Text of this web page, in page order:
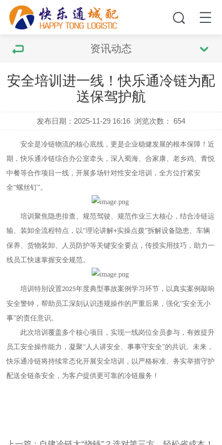
资讯动态
安全培训进一线！快乐通冷链为配
送保驾护航
发布日期：2025-11-29 16:16 浏览次数： 654
安全是冷链物流的核心底线，更是企业稳健发展的根本保障！近
期，快乐通冷链综合办公室牵头，深入蜀海、合家康、老乡鸡、青悦
中餐等合作项目一线，开展多场针对性安全培训，全方位拧紧安
全“螺丝钉”。
培训聚焦隐患排查、规范驾驶、规范作业三大核心，结合冷链运
输、装卸全流程特点，以“理论讲解+实操点拨”拆解设备隐患、车辆
保养、货物装卸、人员防护等关键安全要点，传授实用技巧，助力一
线员工快速掌握安全规范。
培训特别设置2025年度典型事故案例学习环节，以真实案例敲响
安全警钟，帮助员工深刻认识违规操作的严重后果，强化“安全无小
事”的责任意识。
此次培训覆盖多个核心项目，实现一线岗位全员参与，有效提升
员工安全操作能力，凝聚“人人讲安全、事事守安全”的共识。未来，
快乐通冷链将持续常态化开展安全培训，以严格标准、务实举措守护
配送全链条安全，为客户提供更可靠的冷链服务！